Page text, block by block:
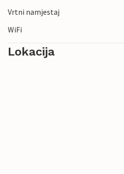
Vrtni namjestaj
WiFi
Lokacija